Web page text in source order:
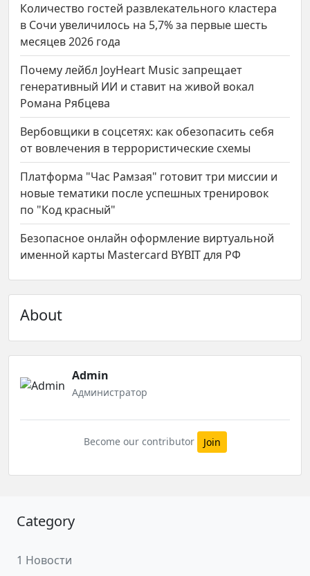
Количество гостей развлекательного кластера
в Сочи увеличилось на 5,7% за первые шесть
месяцев 2026 года
Почему лейбл JoyHeart Music запрещает
генеративный ИИ и ставит на живой вокал
Романа Рябцева
Вербовщики в соцсетях: как обезопасить себя
от вовлечения в террористические схемы
Платформа "Час Рамзая" готовит три миссии и
новые тематики после успешных тренировок
по "Код красный"
Безопасное онлайн оформление виртуальной
именной карты Mastercard BYBIT для РФ
About
Admin
Администратор
Become our contributor Join
Category
1 Новости